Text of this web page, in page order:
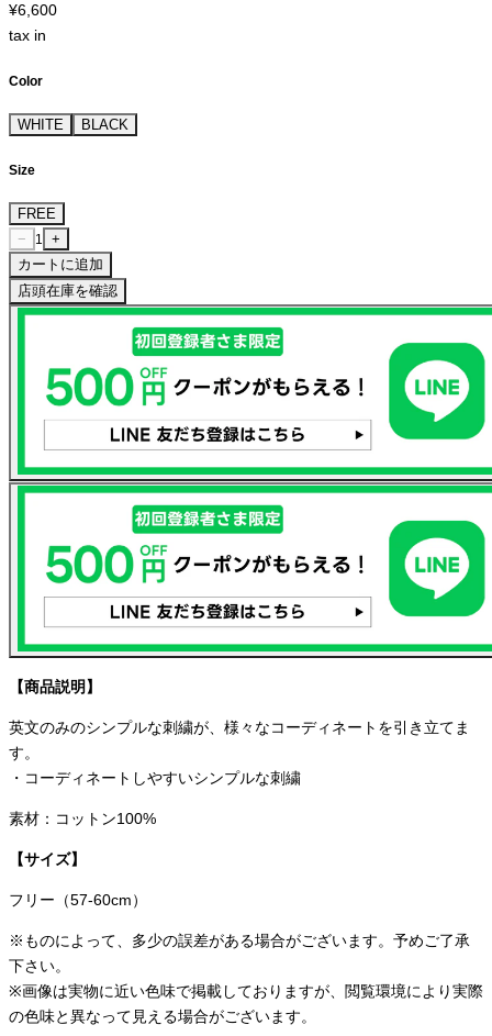
¥6,600
tax in
Color
WHITE BLACK
Size
FREE
−
1
+
カートに追加
店頭在庫を確認
【商品説明】
英文のみのシンプルな刺繍が、様々なコーディネートを引き立てま
す。
・コーディネートしやすいシンプルな刺繍
素材：コットン100%
【サイズ】
フリー（57-60cm）
※ものによって、多少の誤差がある場合がございます。予めご了承
下さい。
※画像は実物に近い色味で掲載しておりますが、閲覧環境により実際
の色味と異なって見える場合がございます。